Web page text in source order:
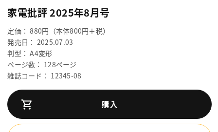
家電批評 2025年8月号
定価： 880円（本体800円＋税）
発売日： 2025.07.03
判型： A4変形
ページ数： 128ページ
雑誌コード： 12345-08
購入